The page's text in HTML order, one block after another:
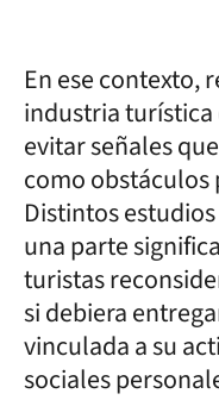
En ese contexto,
industria
evitar señales
como obstáculos
Distintos
una parte
turistas
si debiera
vinculada a su
sociales